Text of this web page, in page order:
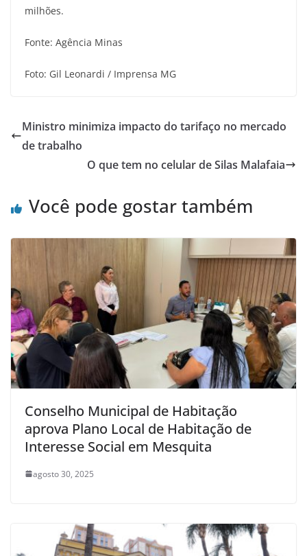
milhões.
Fonte: Agência Minas
Foto: Gil Leonardi / Imprensa MG
Ministro minimiza impacto do tarifaço no mercado
de trabalho
O que tem no celular de Silas Malafaia
Você pode gostar também
Conselho Municipal de Habitação
aprova Plano Local de Habitação de
Interesse Social em Mesquita
agosto 30, 2025